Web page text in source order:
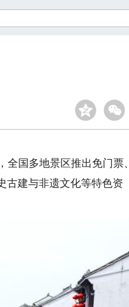
国多地景区推出免门票、
古建与非遗文化等特色资